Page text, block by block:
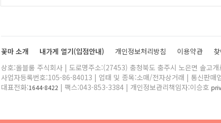
꽃마 소개 내가게 열기(입점안내) 개인정보처리방침 이용약관
상호:올블룸 주식회사 | 도로명주소:(27453) 충청북도 충주시 노은면 솔고
사업자등록번호:105-86-84013 | 업태 및 종목:소매/전자상거래 | 통신판매
대표전화:1644-8422 | 팩스:043-853-3384 | 개인정보관리책임자:이승호